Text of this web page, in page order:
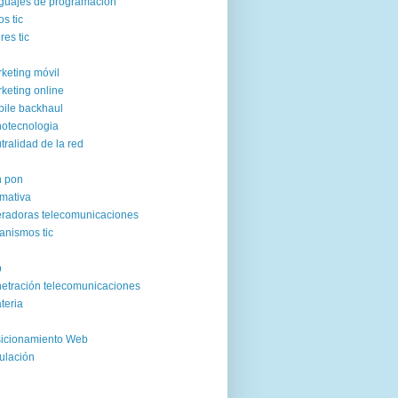
tic
tic
móvil
online
backhaul
de la red
pon
telecomunicaciones
tic
telecomunicaciones
Web